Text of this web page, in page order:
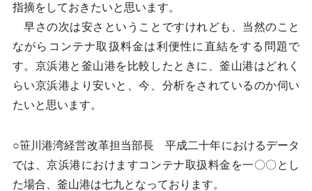
指摘をしておきたいと思います。
早さの次は安さということですけれども、当然のこと
ながらコンテナ取扱料金は利便性に直結をする問題で
す。京浜港と釜山港を比較したときに、釜山港はどれく
らい京浜港より安いと、今、分析をされているのか伺い
たいと思います。
○笹川港湾経営改革担当部長 平成二十年におけるデータ
では、京浜港におけますコンテナ取扱料金を一〇〇とし
た場合、釜山港は七九となっております。